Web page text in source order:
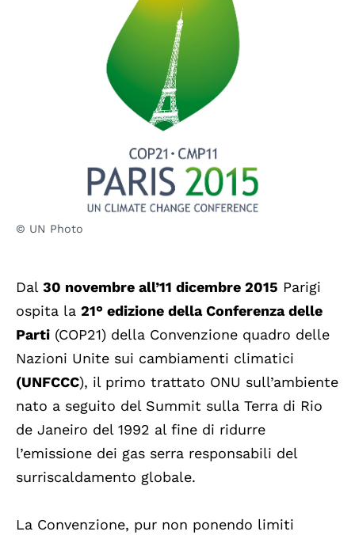
© UN Photo
Dal 30 novembre all’11 dicembre 2015 Parigi
ospita la 21° edizione della Conferenza delle
Parti (COP21) della Convenzione quadro delle
Nazioni Unite sui cambiamenti climatici
(UNFCCC), il primo trattato ONU sull’ambiente
nato a seguito del Summit sulla Terra di Rio
de Janeiro del 1992 al fine di ridurre
l’emissione dei gas serra responsabili del
surriscaldamento globale.
La Convenzione, pur non ponendo limiti